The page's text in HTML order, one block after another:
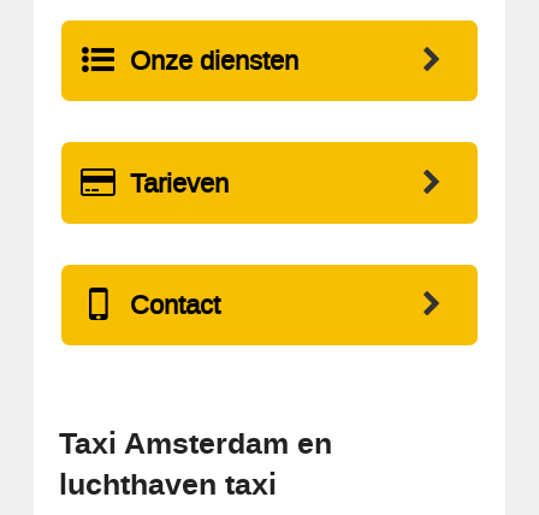
Onze diensten
Tarieven
Contact
Taxi Amsterdam en
luchthaven taxi